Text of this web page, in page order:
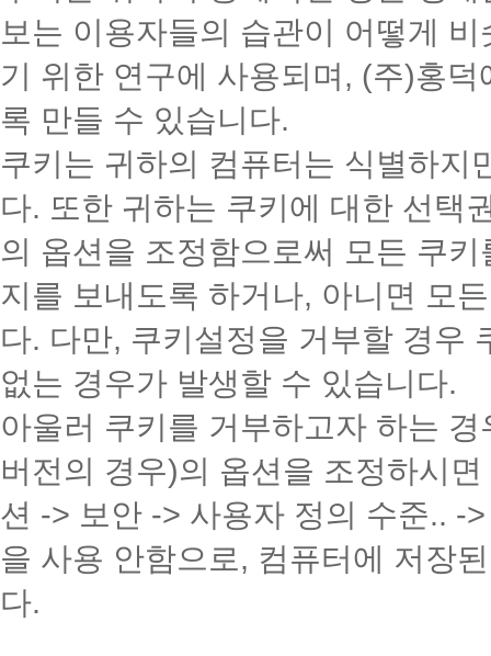
보는 이용자들의 습관이 어떻게
기 위한 연구에 사용되며, (주)홍
록 만들 수 있습니다.
쿠키는 귀하의 컴퓨터는 식별하지
다. 또한 귀하는 쿠키에 대한 선택
의 옵션을 조정함으로써 모든 쿠
지를 보내도록 하거나, 아니면 모
다. 다만, 쿠키설정을 거부할 경우
없는 경우가 발생할 수 있습니다.
아울러 쿠키를 거부하고자 하는
버전의 경우)의 옵션을 조정하시
션 -> 보안 -> 사용자 정의 수준.. -
을 사용 안함으로, 컴퓨터에 저장
다.